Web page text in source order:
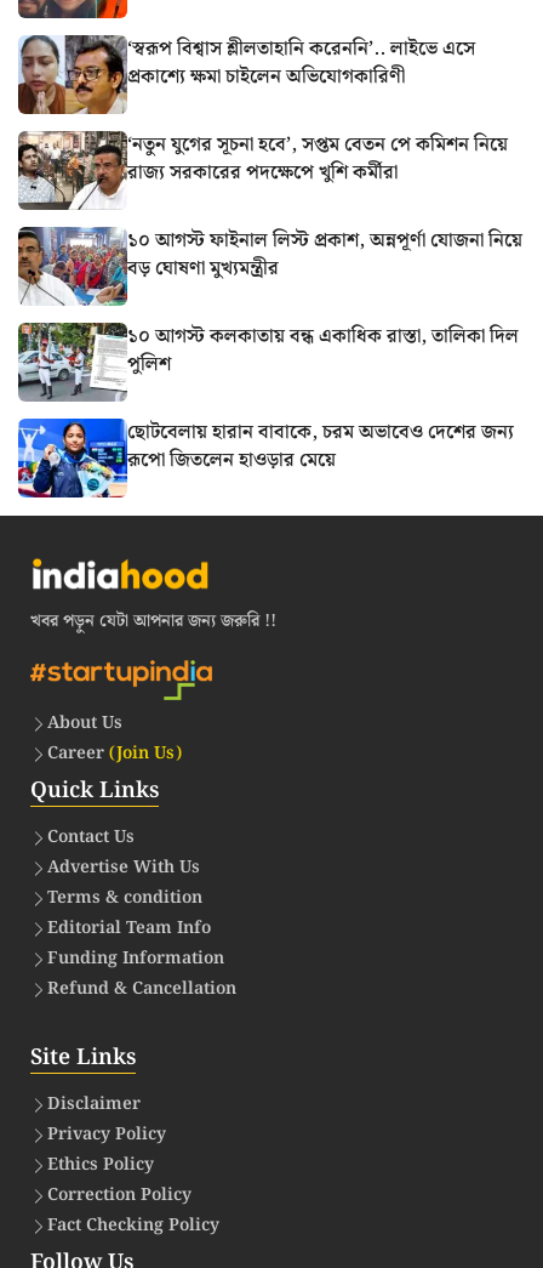
‘স্বরূপ বিশ্বাস শ্লীলতাহানি করেননি’.. লাইভে এসে
প্রকাশ্যে ক্ষমা চাইলেন অভিযোগকারিণী
‘নতুন যুগের সূচনা হবে’, সপ্তম বেতন পে কমিশন নিয়ে
রাজ্য সরকারের পদক্ষেপে খুশি কর্মীরা
১০ আগস্ট ফাইনাল লিস্ট প্রকাশ, অন্নপূর্ণা যোজনা নিয়ে
বড় ঘোষণা মুখ্যমন্ত্রীর
১০ আগস্ট কলকাতায় বন্ধ একাধিক রাস্তা, তালিকা দিল
পুলিশ
ছোটবেলায় হারান বাবাকে, চরম অভাবেও দেশের জন্য
রূপো জিতলেন হাওড়ার মেয়ে
খবর পড়ুন যেটা আপনার জন্য জরুরি !!
About Us
Career(Join Us)
Quick Links
Contact Us
Advertise With Us
Terms & condition
Editorial Team Info
Funding Information
Refund & Cancellation
Site Links
Disclaimer
Privacy Policy
Ethics Policy
Correction Policy
Fact Checking Policy